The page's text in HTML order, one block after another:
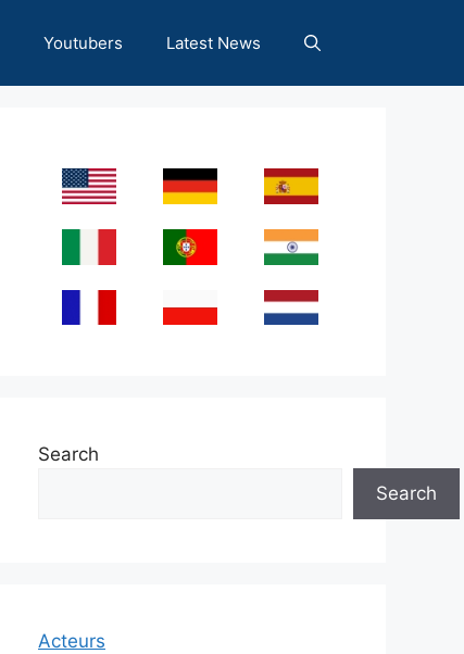
Youtubers Latest News
Search
Search
Acteurs